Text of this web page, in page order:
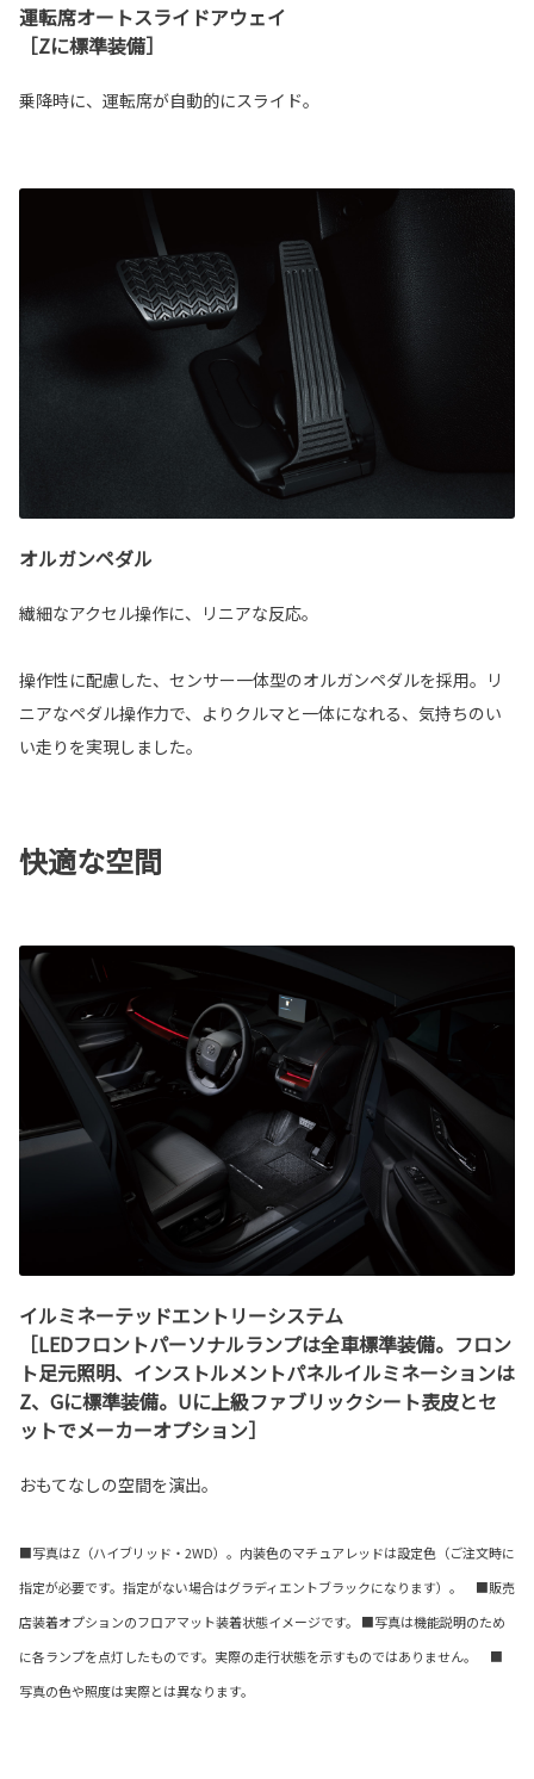
運転席オートスライドアウェイ
［Zに標準装備］
乗降時に、運転席が自動的にスライド。
オルガンペダル
繊細なアクセル操作に、リニアな反応。
操作性に配慮した、センサー一体型のオルガンペダルを採用。リ
ニアなペダル操作力で、よりクルマと一体になれる、気持ちのい
い走りを実現しました。
快適な空間
イルミネーテッドエントリーシステム
［LEDフロントパーソナルランプは全車標準装備。フロン
ト足元照明、インストルメントパネルイルミネーションは
Z、Gに標準装備。Uに上級ファブリックシート表皮とセ
ットでメーカーオプション］
おもてなしの空間を演出。
■写真はZ（ハイブリッド・2WD）。内装色のマチュアレッドは設定色（ご注文時に
指定が必要です。指定がない場合はグラディエントブラックになります）。 ■販売
店装着オプションのフロアマット装着状態イメージです。 ■写真は機能説明のため
に各ランプを点灯したものです。実際の走行状態を示すものではありません。 ■
写真の色や照度は実際とは異なります。